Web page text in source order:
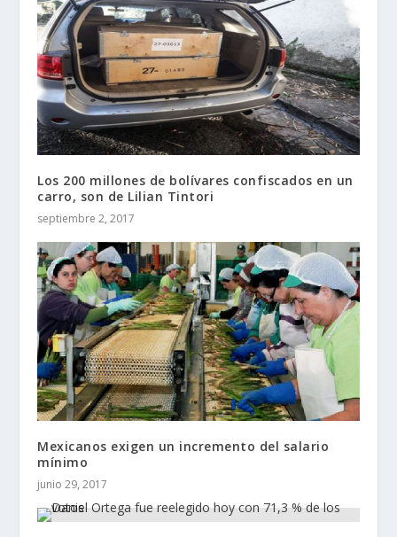
Los 200 millones de bolívares confiscados en un
carro, son de Lilian Tintori
septiembre 2, 2017
Mexicanos exigen un incremento del salario
mínimo
junio 29, 2017